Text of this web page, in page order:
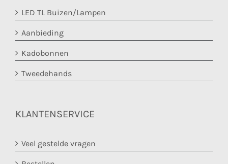
LED TL Buizen/Lampen
Aanbieding
Kadobonnen
Tweedehands
KLANTENSERVICE
Veel gestelde vragen